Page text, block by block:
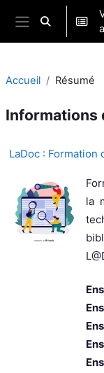
Passer au contenu
Panneau latéral
Activer/
Accueil Résumé
Informations
LaDoc : Formation
la